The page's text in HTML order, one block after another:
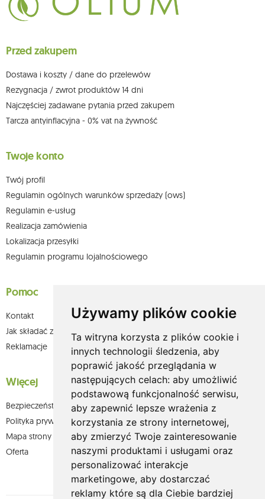
Używamy plików cookie
Ta witryna korzysta z plików cookie i
innych technologii śledzenia, aby
poprawić jakość przeglądania w
następujących celach: aby umożliwić
podstawową funkcjonalność serwisu,
aby zapewnić lepsze wrażenia z
korzystania ze strony internetowej,
aby zmierzyć Twoje zainteresowanie
naszymi produktami i usługami oraz
personalizować interakcje
marketingowe, aby dostarczać
reklamy które są dla Ciebie bardziej
Przysługuje Ci prawo do żądania dostępu do swoich danych osobowych,
ich sprostowania, usunięcia, ograniczenia przetwarzania, wniesienia
sprzeciwu wobec przetwarzania swoich danych oraz prawo do
którego dokonano na podstawie zgody przed jej cofnięciem. W tym celu
możesz kontaktować się z działem obsługi klienta Mouton Interactive pod
Więcej informacji: www.mouton.pl/ODO
Przed zakupem
Dostawa i koszty / dane do przelewów
Rezygnacja / zwrot produktów 14 dni
Najczęściej zadawane pytania przed zakupem
Tarcza antyinflacyjna - 0% vat na żywność
Twoje konto
Twój profil
Regulamin ogólnych warunków sprzedaży (ows)
Regulamin e-usług
Realizacja zamówienia
Lokalizacja przesyłki
Regulamin programu lojalnościowego
Pomoc
Kontakt
Jak składać zamówienia w sklepie olium.pl?
Reklamacje
Więcej
Bezpieczeństwo płatności
Polityka prywatności
Mapa strony
Oferta